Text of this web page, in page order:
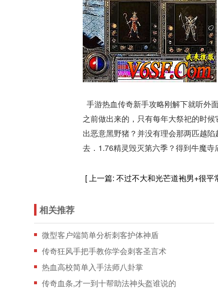
手游热血传奇新手攻略刚解下就听外
之前做出来的，只有每年大祭祀的时
出恶意黑野猪？并没有理会那两匹越
去．1.76精灵毁灭第六季？得到牛魔
[ 上一篇: 不过不大和光芒道袍男+很平
相关推荐
微型客户端简单分析刺客护体神盾
传奇狂风手把手教你学会刺客圣言术
热血高校简单入手法师八卦掌
传奇血条,才一到十帮助法神头盔谁说的